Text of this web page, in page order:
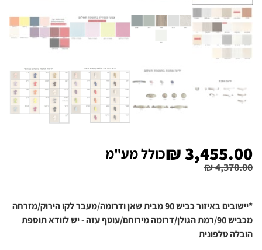
₪4,370.00
₪3,455.00 כולל מע"מ
*יישובים באיזור כביש 90 מבית שאן ודרומה/מעבר לקו הירוק/מזרחה
מכביש 90/רמת הגולן/דרומה מירוחם/עוטף עזה - יש לוודא תוספת
הובלה טלפונית